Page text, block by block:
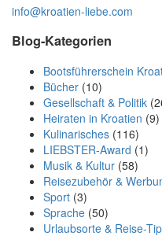
info@kroatien-liebe.com
Blog-Kategorien
Bootsführerschein
Bücher (10)
Gesellschaft & Politik
Heiraten in Kroatien (9)
Kulinarisches (116)
LIEBSTER-Award (1)
Musik & Kultur (58)
Reisezubehör &
Sport (3)
Sprache (50)
Urlaubsorte & Reise-